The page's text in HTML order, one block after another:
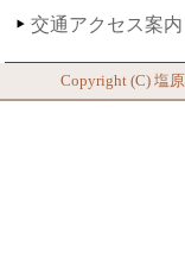
交通アクセス案内
Copyright (C)塩